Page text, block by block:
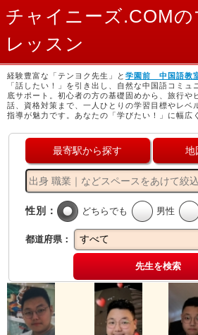
チャイニーズ.COM
レッスン
経験豊富な「テンヨク先生」と 学園前 中国語教
「話したい！」を引き出し、自然な中国語コミュ
底サポート。初心者の方の基礎固めから、旅行や
話、資格対策まで、一人ひとりの学習目標やレベ
指導が魅力です。あなたの「学びたい！」に幅広
最寄駅から探す 地
性別： どちらでも 男性
都道府県：
先生を検索